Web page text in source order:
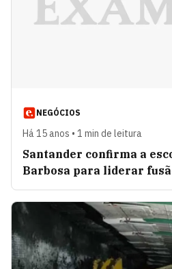
NEGÓCIOS
Há 15 anos • 1 min de leitura
Santander confirma a
Barbosa para liderar